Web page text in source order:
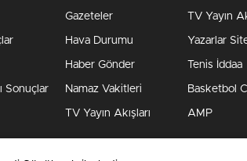
Sonuçlar
Gazeteler
Hava Durumu
Haber Gönder
Namaz Vakitleri
TV Yayın Akışları
TV Yayın
Yazarlar
Tenis İddaa
Basketbol
AMP